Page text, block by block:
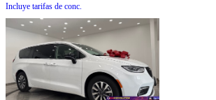
Incluye tarifas de conc.